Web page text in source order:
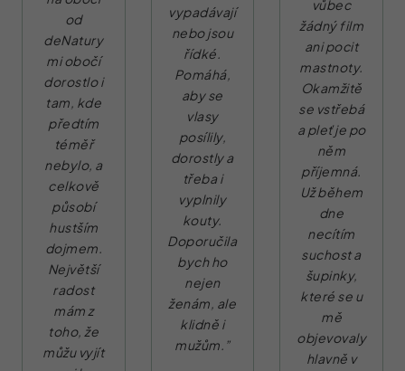
od
deNatury
mi obočí
dorostlo i
tam, kde
předtím
téměř
nebylo, a
celkově
působí
hustším
dojmem.
Největší
radost
mám z
toho, že
můžu vyjít
vypadávají
nebo jsou
řídké.
Pomáhá,
aby se
vlasy
posílily,
dorostly a
třeba i
vyplnily
kouty.
Doporučila
bych ho
nejen
ženám, ale
klidně i
mužům.”
vůbec
žádný film
ani pocit
mastnoty.
Okamžitě
se vstřebá
a pleť je po
něm
příjemná.
Už během
dne
necítím
suchost a
šupinky,
které se u
mě
objevovaly
hlavně v